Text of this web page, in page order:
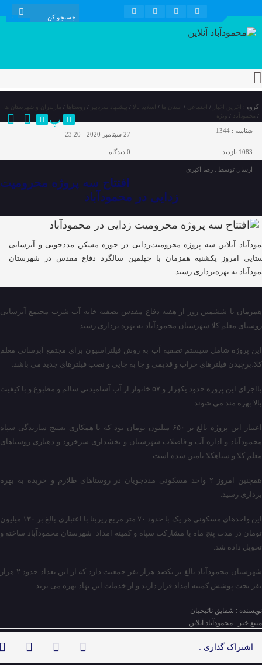
گروه : آخرین اخبار / اجتماعی / استان ها / اسلاید بالا / پیشنهاد سردبیر / روستاها / مازندران و شهرستان ها
/ محمودآباد / ویژه پ
شناسه : 1344 27 سپتامبر 2020 - 23:20
1083 بازدید 0 دیدگاه
ارسال توسط : رضا اکبری
افتتاح سه پروژه محرومیت
زدایی در محمودآباد
آنلاین سه پروژه محرومیت‌زدایی در حوزه مسکن مددجویی و آبرسانی
امروز یکشنبه همزمان با چهلمین سالگرد دفاع مقدس در شهرستان
به بهره‌برداری رسید.
همزمان با ششمین روز از هفته دفاع مقدس تصفیه خانه آب شرب مجتمع آبرسانی
روستای معلم کلا شهرستان محمودآباد به بهره برداری رسید.
این پروژه شامل سیستم تصفیه آب به روش فیلتراسیون برای مجتمع آبرسانی معلم
کلا،برچیدن فیلترهای خراب و قدیمی و جا به جایی و نصب فیلترهای جدید می باشد.
بااجرای این پروژه حدود یکهزار و ۵۷ خانوار از آب آشامیدنی سالم و مطبوع و با کیفیت
بالا بهره مند می شوند.
اعتبار این پروژه بالغ بر ۶۵۰ میلیون تومان بود که با همکاری بسیج سازندگی سپاه
محمودآباد و اداره آب و فاضلاب شهرستان و بخشداری سرخرود و دهیاری روستاهای
معلم کلا و سیاهکلا تامین شده است.
همچنین امروز ۲ واحد مسکونی مددجویان در روستاهای طلارم و حربده به بهره
برداری رسید.
این واحدهای مسکونی هر یک با حدود ۷۰ متر مربع زیربنا با اعتباری بالغ بر ۱۳۰ میلیون
تومان در مدت پنج ماه با مشارکت سپاه و کمیته امداد شهرستان محمودآباد ساخته و
تحویل داده شد.
شهرستان محمودآباد بالغ بر یکصد هزار نفر جمعیت دارد که از این تعداد حدود ۲ هزار
نفر تحت پوشش کمیته امداد قرار دارند و از خدمات این نهاد بهره می برند.
نویسنده : شقایق نائیجیان
منبع خبر : محمودآباد آنلاین
اشتراک گذاری :